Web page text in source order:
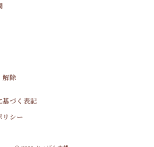
解除
基づく表記
リシー